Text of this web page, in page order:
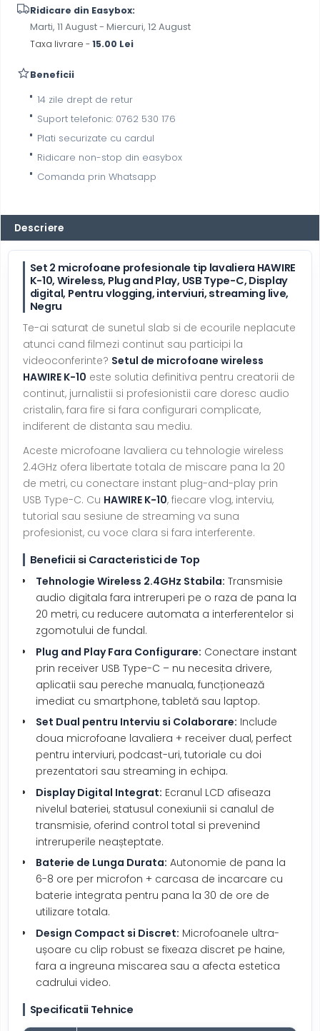
Ridicare din Easybox:
Marti, 11 August - Miercuri, 12 August
Taxa livrare -15.00 Lei
Beneficii
14 zile drept de retur
Suport telefonic: 0762 530 176
Plati securizate cu cardul
Ridicare non-stop din easybox
Comanda prin Whatsapp
Descriere
Set 2 microfoane profesionale tip lavaliera HAWIRE
K-10, Wireless, Plug and Play, USB Type-C, Display
digital, Pentru vlogging, interviuri, streaming live,
Negru
Te-ai saturat de sunetul slab si de ecourile neplacute
atunci cand filmezi continut sau participi la
videoconferinte? Setul de microfoane wireless
HAWIRE K-10 este solutia definitiva pentru creatorii de
continut, jurnalistii si profesionistii care doresc audio
cristalin, fara fire si fara configurari complicate,
indiferent de distanta sau mediu.
Aceste microfoane lavaliera cu tehnologie wireless
2.4GHz ofera libertate totala de miscare pana la 20
de metri, cu conectare instant plug-and-play prin
USB Type-C. Cu HAWIRE K-10, fiecare vlog, interviu,
tutorial sau sesiune de streaming va suna
profesionist, cu voce clara si fara interferente.
Beneficii si Caracteristici de Top
Tehnologie Wireless 2.4GHz Stabila: Transmisie
audio digitala fara intreruperi pe o raza de pana la
20 metri, cu reducere automata a interferentelor si
zgomotului de fundal.
Plug and Play Fara Configurare: Conectare instant
prin receiver USB Type-C – nu necesita drivere,
aplicatii sau pereche manuala, funcționează
imediat cu smartphone, tabletă sau laptop.
Set Dual pentru Interviu si Colaborare: Include
doua microfoane lavaliera + receiver dual, perfect
pentru interviuri, podcast-uri, tutoriale cu doi
prezentatori sau streaming in echipa.
Display Digital Integrat: Ecranul LCD afiseaza
nivelul bateriei, statusul conexiunii si canalul de
transmisie, oferind control total si prevenind
intreruperile neașteptate.
Baterie de Lunga Durata: Autonomie de pana la
6-8 ore per microfon + carcasa de incarcare cu
baterie integrata pentru pana la 30 de ore de
utilizare totala.
Design Compact si Discret: Microfoanele ultra-
ușoare cu clip robust se fixeaza discret pe haine,
fara a ingreuna miscarea sau a afecta estetica
cadrului video.
Specificatii Tehnice